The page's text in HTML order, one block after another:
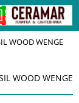
WOOD WENGE
WOOD WENGE